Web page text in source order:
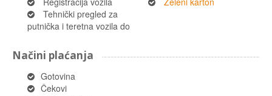
Tehnički pregled za
putnička i teretna vozila do
Načini plaćanja
Gotovina
Čekovi